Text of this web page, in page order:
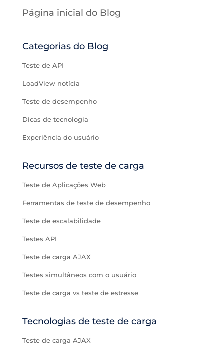
Página inicial do Blog
Categorias do Blog
Teste de API
LoadView notícia
Teste de desempenho
Dicas de tecnologia
Experiência do usuário
Recursos de teste de carga
Teste de Aplicações Web
Ferramentas de teste de desempenho
Teste de escalabilidade
Testes API
Teste de carga AJAX
Testes simultâneos com o usuário
Teste de carga vs teste de estresse
Tecnologias de teste de carga
Teste de carga AJAX